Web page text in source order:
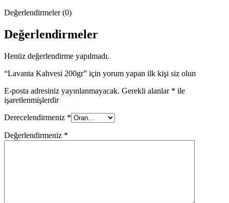
Değerlendirmeler (0)
Değerlendirmeler
Henüz değerlendirme yapılmadı.
“Lavanta Kahvesi 200gr” için yorum yapan ilk kişi siz olun
E-posta adresiniz yayınlanmayacak. Gerekli alanlar * ile
işaretlenmişlerdir
Derecelendirmeniz *
Değerlendirmeniz *